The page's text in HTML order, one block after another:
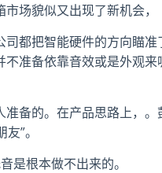
场貌似又出现了新机会，
都把智能硬件的方向瞄准
准备依靠音效或是外观来
备的。在产品思路上，。
”。
是根本做不出来的。